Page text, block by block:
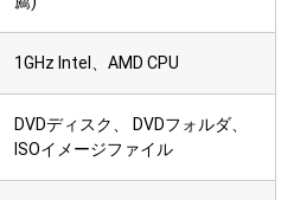
1GHz Intel、AMD CPU
DVDディスク、 DVDフォルダ、
ISOイメージファイル